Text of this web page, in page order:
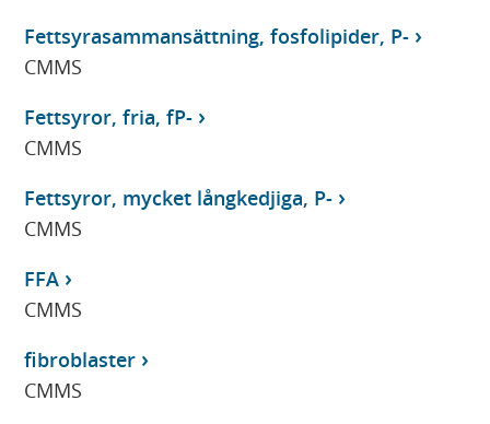
Fettsyrasammansättning, fosfolipider, P-
CMMS
Fettsyror, fria, fP-
CMMS
Fettsyror, mycket långkedjiga, P-
CMMS
FFA
CMMS
fibroblaster
CMMS